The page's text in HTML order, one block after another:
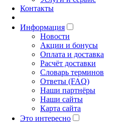
Контакты
Информация
Новости
Акции и бонусы
Оплата и доставка
Расчёт доставки
Словарь терминов
Ответы (FAQ)
Наши партнёры
Наши сайты
Карта сайта
Это интересно